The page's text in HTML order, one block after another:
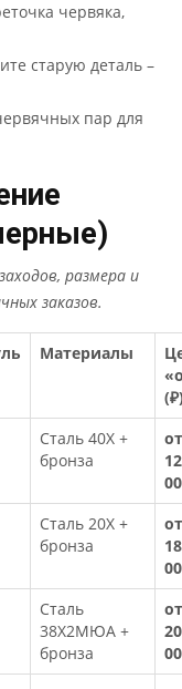
червяка,
старую деталь –
пар для
размера и
заказов.
Материалы
Сталь 40Х +
бронза
от
12
Сталь 20Х +
бронза
от
18
Сталь
38Х2МЮА +
бронза
от
20